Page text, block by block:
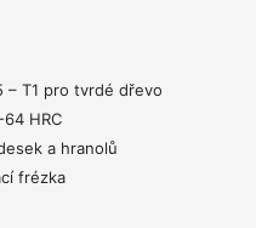
– T1 pro tvrdé dřevo
HRC
a hranolů
frézka